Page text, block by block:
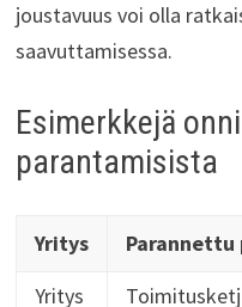
joustavuus voi olla
saavuttamisessa.
Esimerkkejä
parantamisista
Yritys Parannettu
Yritys